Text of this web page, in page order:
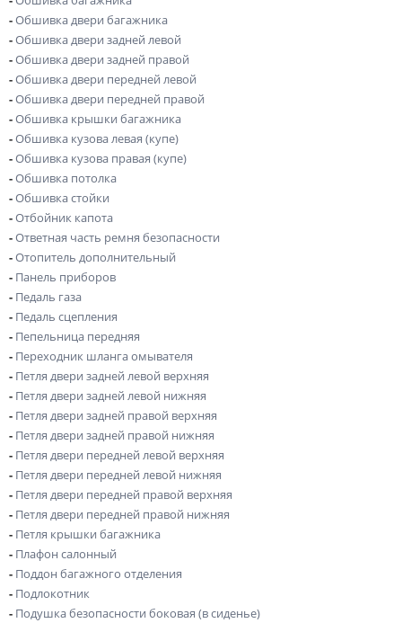
-Обшивка двери багажника
-Обшивка двери задней левой
-Обшивка двери задней правой
-Обшивка двери передней левой
-Обшивка двери передней правой
-Обшивка крышки багажника
-Обшивка кузова левая (купе)
-Обшивка кузова правая (купе)
-Обшивка потолка
-Обшивка стойки
-Отбойник капота
-Ответная часть ремня безопасности
-Отопитель дополнительный
- Панель приборов
- Педаль газа
- Педаль сцепления
- Пепельница передняя
- Переходник шланга омывателя
- Петля двери задней левой верхняя
- Петля двери задней левой нижняя
- Петля двери задней правой верхняя
- Петля двери задней правой нижняя
- Петля двери передней левой верхняя
- Петля двери передней левой нижняя
- Петля двери передней правой верхняя
- Петля двери передней правой нижняя
- Петля крышки багажника
- Плафон салонный
- Поддон багажного отделения
- Подлокотник
- Подушка безопасности боковая (в сиденье)